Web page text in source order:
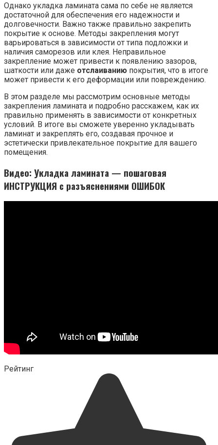
Однако укладка ламината сама по себе не является
достаточной для обеспечения его надежности и
долговечности. Важно также правильно закрепить
покрытие к основе. Методы закрепления могут
варьироваться в зависимости от типа подложки и
наличия саморезов или клея. Неправильное
закрепление может привести к появлению зазоров,
шаткости или даже отслаиванию покрытия, что в итоге
может привести к его деформации или повреждению.
В этом разделе мы рассмотрим основные методы
закрепления ламината и подробно расскажем, как их
правильно применять в зависимости от конкретных
условий. В итоге вы сможете уверенно укладывать
ламинат и закреплять его, создавая прочное и
эстетически привлекательное покрытие для вашего
помещения.
Видео: Укладка ламината — пошаговая
ИНСТРУКЦИЯ с разъяснениями ОШИБОК
Рейтинг